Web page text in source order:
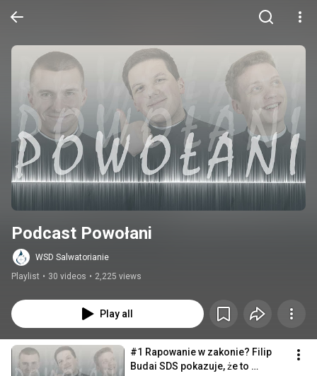
Podcast Powołani
WSD Salwatorianie
Playlist • 30 videos • 2,225 views
Play all
#1 Rapowanie w zakonie? Filip
Budai SDS pokazuje, że to